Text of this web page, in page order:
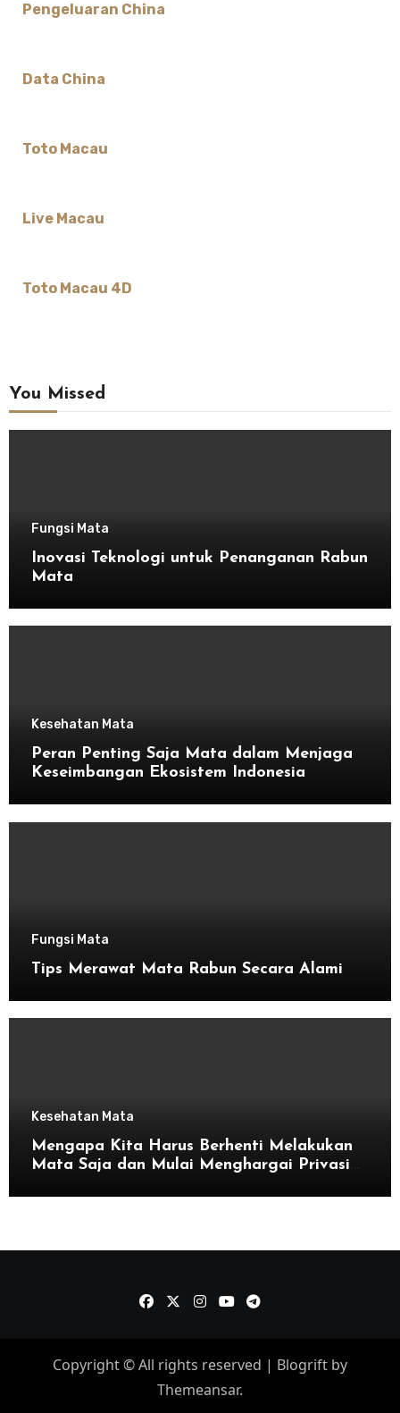
Pengeluaran China
Data China
Toto Macau
Live Macau
Toto Macau 4D
You Missed
Fungsi Mata
Inovasi Teknologi untuk Penanganan Rabun
Mata
Kesehatan Mata
Peran Penting Saja Mata dalam Menjaga
Keseimbangan Ekosistem Indonesia
Fungsi Mata
Tips Merawat Mata Rabun Secara Alami
Kesehatan Mata
Mengapa Kita Harus Berhenti Melakukan
Mata Saja dan Mulai Menghargai Privasi
Copyright © All rights reserved | Blogrift by
Themeansar.